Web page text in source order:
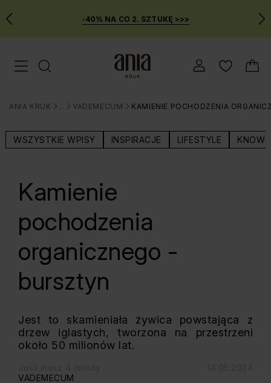
Przejdź
do
MENU
-40% NA CO 2. SZTUKĘ >>>
Menu mobilne
ANIA KRUK
>
BLOG
>
VADEMECUM
>
KAMIENIE POCHODZENIA
WSZYSTKIE WPISY INSPIRACJE LIFESTYLE KNOW-
Kamienie
pochodzenia
organicznego -
bursztyn
Jest to skamieniała żywica powstająca z
drzew iglastych, tworzona na przestrzeni
około 50 milionów lat.
VADEMECUM